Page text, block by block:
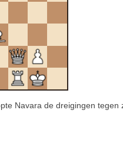
Navara de dreigingen